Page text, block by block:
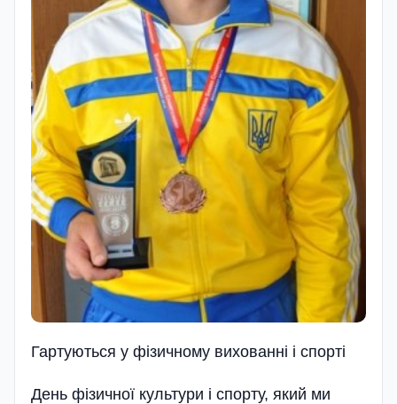
Гартуються у фізичному вихованні і спорті
День фізичної культури і спорту, який ми